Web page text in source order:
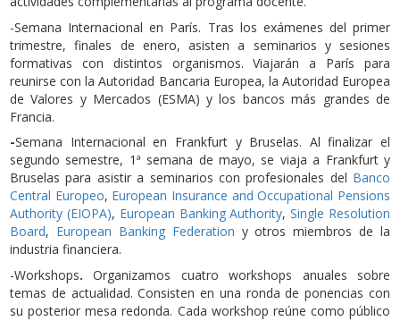
-Semana Internacional en París. Tras los exámenes del primer
trimestre, finales de enero, asisten a seminarios y sesiones
formativas con distintos organismos. Viajarán a París para
reunirse con la Autoridad Bancaria Europea, la Autoridad Europea
de Valores y Mercados (ESMA) y los bancos más grandes de
Francia.
-Semana Internacional en Frankfurt y Bruselas. Al finalizar el
segundo semestre, 1ª semana de mayo, se viaja a Frankfurt y
Bruselas para asistir a seminarios con profesionales del Banco
Central Europeo, European Insurance and Occupational Pensions
Authority (EIOPA), European Banking Authority,Single Resolution
Board, European Banking Federation y otros miembros de la
industria financiera.
-Workshops. Organizamos cuatro workshops anuales sobre
temas de actualidad. Consisten en una ronda de ponencias con
su posterior mesa redonda. Cada workshop reúne como público